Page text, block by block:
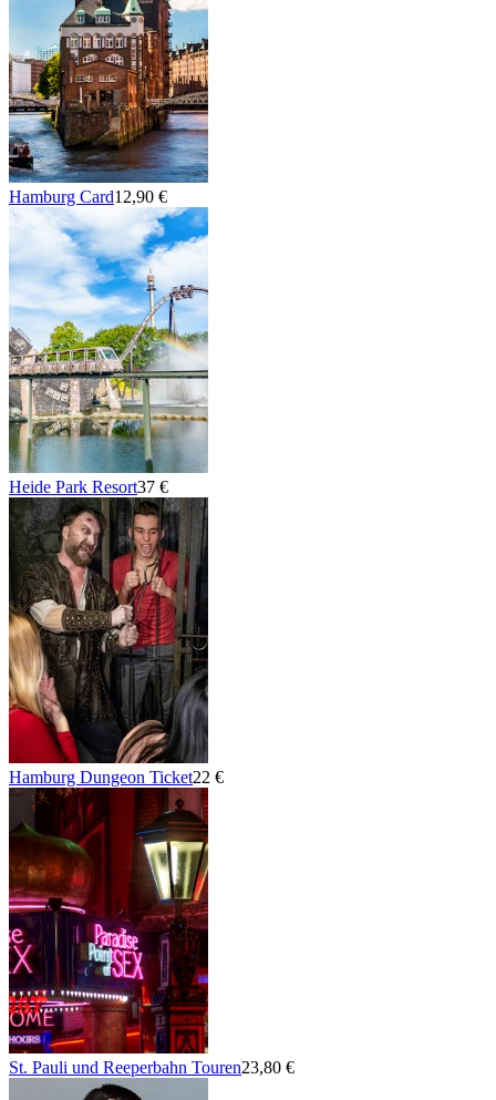
Hamburg Card12,90 €
Heide Park Resort37 €
Hamburg Dungeon Ticket22 €
St. Pauli und Reeperbahn Touren23,80 €